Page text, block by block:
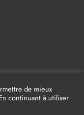
de mieux
continuant à utiliser